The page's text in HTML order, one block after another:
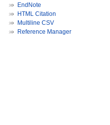
EndNote
HTML Citation
Multiline CSV
Reference Manager